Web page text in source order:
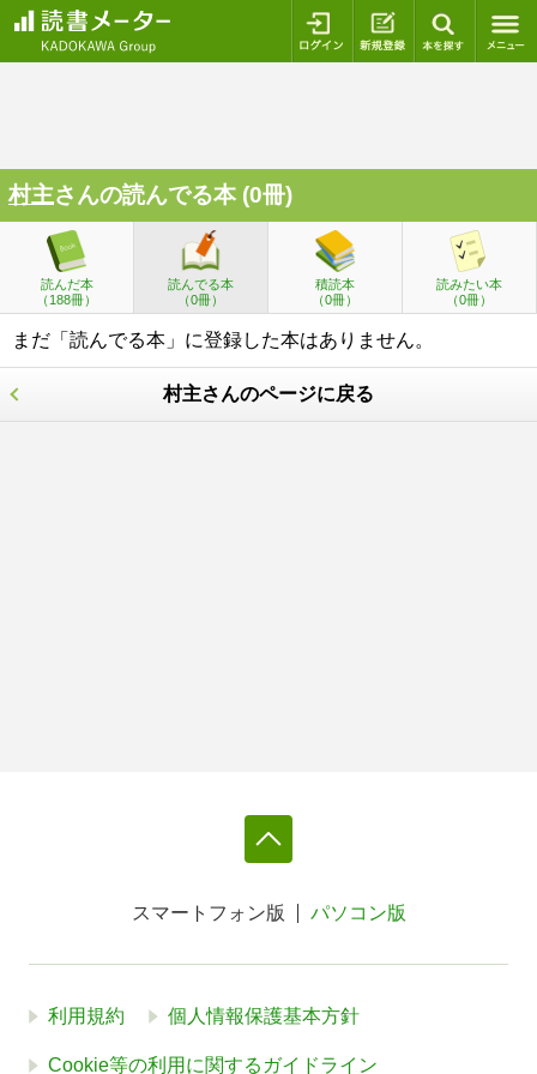
ログイン 新規登録
村主さんの読んでる本 (0冊)
読んだ本
（188冊）
読んでる本
（0冊）
積読本
（0冊）
読みたい本
（0冊）
まだ「読んでる本」に登録した本はありません。
村主さんのページに戻る
スマートフォン版 パソコン版
利用規約 個人情報保護基本方針
Cookie等の利用に関するガイドライン